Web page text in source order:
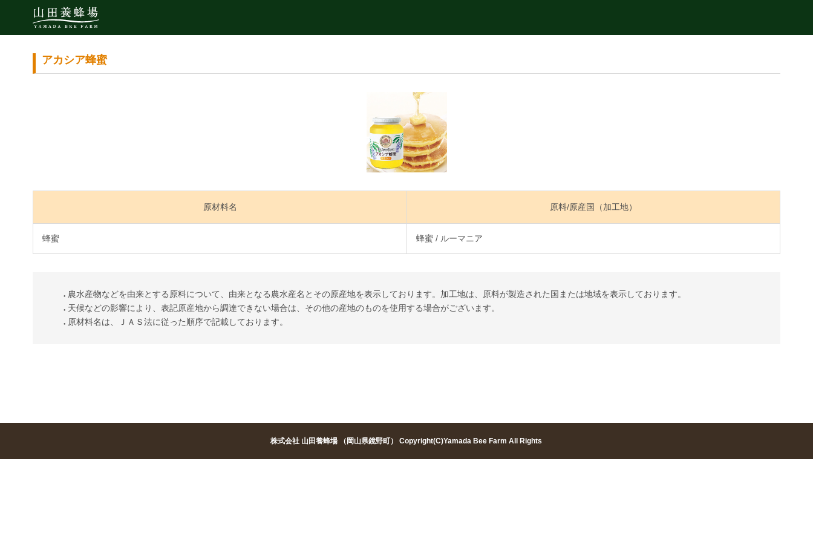
アカシア蜂蜜
原材料名 原料/原産国（加工地）
蜂蜜 蜂蜜 / ルーマニア
農水産物などを由来とする原料について、由来となる農水産名とその原産地を表示しております。加工地は、原料が製造された国または地域を表示しております。
天候などの影響により、表記原産地から調達できない場合は、その他の産地のものを使用する場合がございます。
原材料名は、ＪＡＳ法に従った順序で記載しております。
株式会社 山田養蜂場 （岡山県鏡野町） Copyright(C)Yamada Bee Farm All Rights